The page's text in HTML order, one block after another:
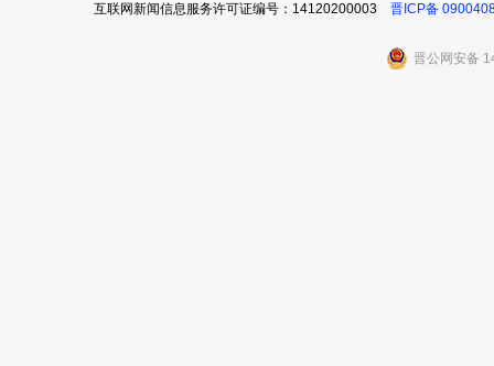
互联网新闻信息服务许可证编号：14120200003 晋ICP备
晋公网安备